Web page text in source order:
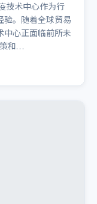
技术中心作为行
验。随着全球贸易
中心正面临前所未
和…